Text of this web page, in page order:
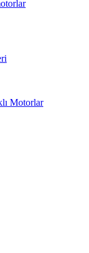
Motorlar